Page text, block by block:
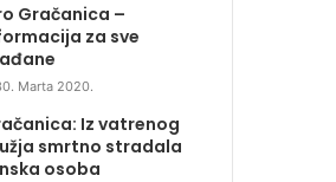
Gračanica –
za sve
Marta 2020.
Iz vatrenog
smrtno stradala
osoba